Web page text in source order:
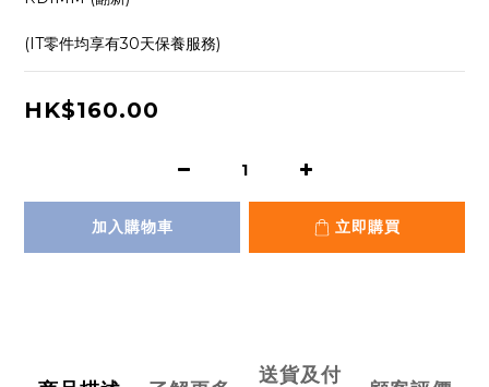
(IT零件均享有30天保養服務)
HK$160.00
加入購物車 立即購買
送貨及付